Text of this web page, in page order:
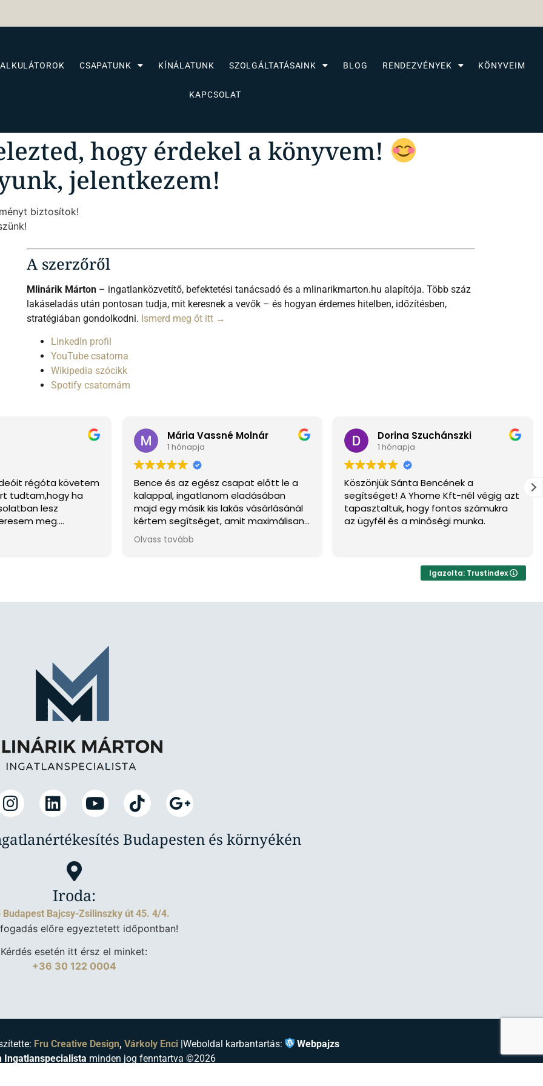
CSAPATUNK KÍNÁLATUNK SZOLGÁLTATÁSAINK BLOG RENDEZVÉNYEK KÖNYVEIM
KAPCSOLAT
hogy érdekel a könyvem!
jelentkezem!
biztosítok!
A szerzőről
Mlinárik Márton– ingatlanközvetítő, befektetési tanácsadó és a mlinarikmarton.hu alapítója. Több száz
lakáseladás után pontosan tudja, mit keresnek a vevők – és hogyan érdemes hitelben, időzítésben,
stratégiában gondolkodni. Ismerd meg őt itt →
LinkedIn profil
YouTube csatorna
Wikipedia szócikk
Spotify csatornám
régóta követem
tudtam,hogy ha
lesz
meg.
meg, külön
a profi
Mária Vassné Molnár
1 hónapja
Bence és az egész csapat előtt le a
kalappal, ingatlanom eladásában
majd egy másik kis lakás vásárlásánál
kértem segítséget, amit maximálisan
meg is kaptam. Ügyvédet és hitelt is
segítettek találni, akikkel szintén
Olvass tovább
Dorina Szuchánszki
1 hónapja
Köszönjük Sánta Bencének a
segítséget! A Yhome Kft-nél végig azt
tapasztaltuk, hogy fontos számukra
az ügyfél és a minőségi munka.
Igazolta: Trustindex
Budapesten és környékén
Iroda:
Budapest Bajcsy-Zsilinszky út 45. 4/4.
előre egyeztetett időpontban!
Kérdés esetén itt érsz el minket:
+36 30 122 0004
Fru Creative Design, Várkoly Enci |Weboldal karbantartás:
Webpajzs
Ingatlanspecialista minden jog fenntartva ©2026